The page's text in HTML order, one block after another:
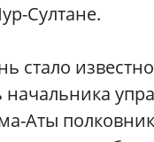
Султане.
стало
начальника
Аты